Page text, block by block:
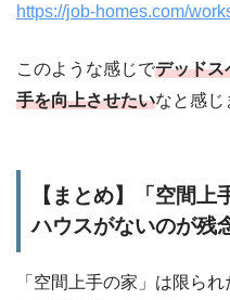
https://job-homes.com/
このような感じでデッドス
手を向上させたいなと感じ
【まとめ】「空間
ハウスがないのが残
「空間上手の家」は限ら